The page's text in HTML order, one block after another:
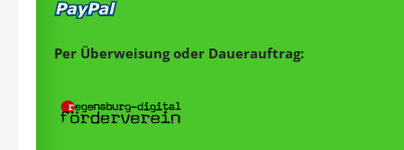
Per Überweisung oder Dauerauftrag: